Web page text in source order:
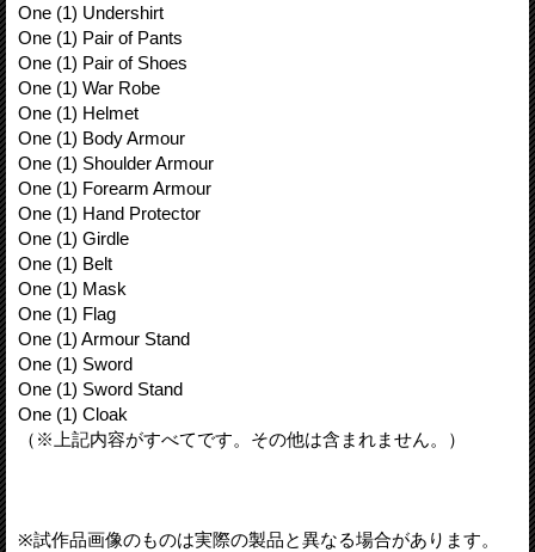
One (1) Undershirt
One (1) Pair of Pants
One (1) Pair of Shoes
One (1) War Robe
One (1) Helmet
One (1) Body Armour
One (1) Shoulder Armour
One (1) Forearm Armour
One (1) Hand Protector
One (1) Girdle
One (1) Belt
One (1) Mask
One (1) Flag
One (1) Armour Stand
One (1) Sword
One (1) Sword Stand
One (1) Cloak
（※上記内容がすべてです。その他は含まれません。）
※試作品画像のものは実際の製品と異なる場合があります。